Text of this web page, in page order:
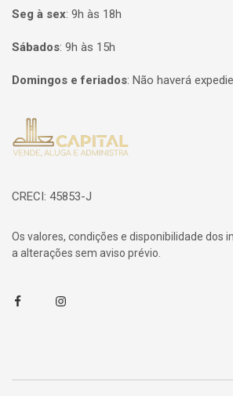
Seg à sex: 9h às 18h
Sábados: 9h às 15h
Domingos e feriados: Não haverá
Página inicial
CRECI: 45853-J
Os valores, condições e disponibilidade dos
a alterações sem aviso prévio.
FacebookInstagram